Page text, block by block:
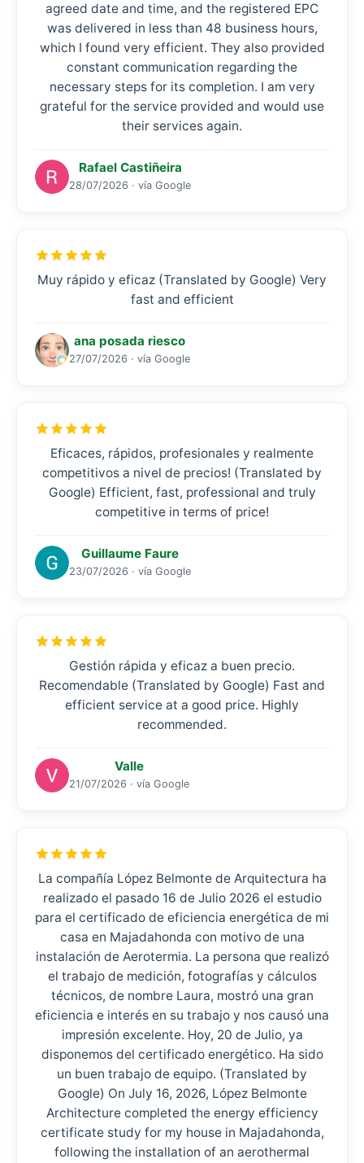
agreed date and time, and the registered EPC
was delivered in less than 48 business hours,
which I found very efficient. They also provided
constant communication regarding the
necessary steps for its completion. I am very
grateful for the service provided and would use
their services again.
Rafael Castiñeira
28/07/2026 · vía Google
Muy rápido y eficaz (Translated by Google) Very
fast and efficient
ana posada riesco
27/07/2026 · vía Google
Eficaces, rápidos, profesionales y realmente
competitivos a nivel de precios! (Translated by
Google) Efficient, fast, professional and truly
competitive in terms of price!
Guillaume Faure
23/07/2026 · vía Google
Gestión rápida y eficaz a buen precio.
Recomendable (Translated by Google) Fast and
efficient service at a good price. Highly
recommended.
Valle
21/07/2026 · vía Google
La compañía López Belmonte de Arquitectura ha
realizado el pasado 16 de Julio 2026 el estudio
para el certificado de eficiencia energética de mi
casa en Majadahonda con motivo de una
instalación de Aerotermia. La persona que realizó
el trabajo de medición, fotografías y cálculos
técnicos, de nombre Laura, mostró una gran
eficiencia e interés en su trabajo y nos causó una
impresión excelente. Hoy, 20 de Julio, ya
disponemos del certificado energético. Ha sido
un buen trabajo de equipo. (Translated by
Google) On July 16, 2026, López Belmonte
Architecture completed the energy efficiency
certificate study for my house in Majadahonda,
following the installation of an aerothermal